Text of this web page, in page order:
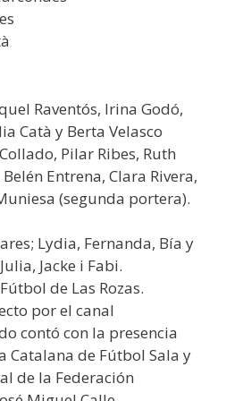
Raventós, Irina Godó,
Catà y Berta Velasco
Pilar Ribes, Ruth
Entrena, Clara Rivera,
(segunda portera).
Lydia, Fernanda, Bía y
Jacke i Fabi.
de Las Rozas.
por el canal
contó con la presencia
Catalana de Fútbol Sala y
de la Federación